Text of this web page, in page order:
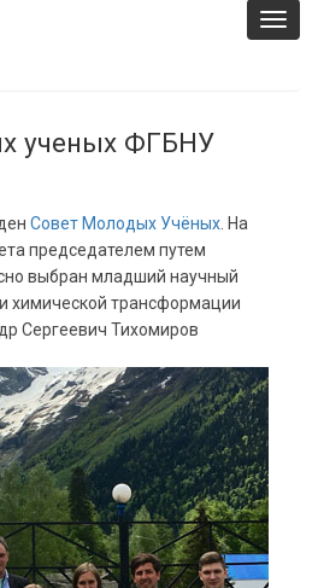
ученых ФГБНУ
Совет Молодых Учёных . На
председателем путем
выбран младший научный
химической трансформации
Сергеевич Тихомиров